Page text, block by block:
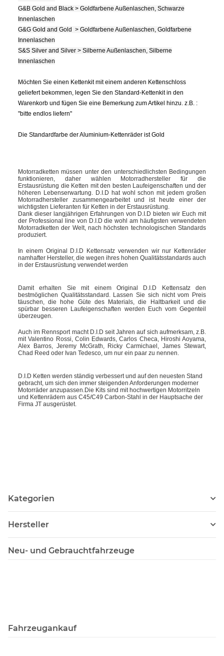
G&B Gold and Black > Goldfarbene Außenlaschen, Schwarze
Innenlaschen
G&G Gold and Gold > Goldfarbene Außenlaschen, Goldfarbene
Innenlaschen
S&S Silver and Silver > Silberne Außenlaschen, Silberne
Innenlaschen
Möchten Sie einen Kettenkit mit einem anderen Kettenschloss
geliefert bekommen, legen Sie den Standard-Kettenkit in den
Warenkorb und fügen Sie eine Bemerkung zum Artikel hinzu. z.B. :
"bitte endlos liefern"
Die Standardfarbe der Aluminium-Kettenräder ist Gold
Motorradketten müssen unter den unterschiedlichsten Bedingungen
funktionieren, daher wählen Motorradhersteller für die
Erstausrüstung die Ketten mit den besten Laufeigenschaften und der
höheren Lebenserwartung. D.I.D hat wohl schon mit jedem großen
Motorradhersteller zusammengearbeitet und ist heute einer der
wichtigsten Lieferanten für Ketten in der Erstausrüstung.
Dank dieser langjährigen Erfahrungen von D.I.D bieten wir Euch mit
der Professional line von D.I.D die wohl am häufigsten verwendeten
Motorradketten der Welt, nach höchsten technologischen Standards
produziert.
In einem Original D.I.D Kettensatz verwenden wir nur Kettenräder
namhafter Hersteller, die wegen ihres hohen Qualitätsstandards auch
in der Erstausrüstung verwendet werden
Damit erhalten Sie mit einem Original D.I.D Kettensatz den
bestmöglichen Qualitätsstandard. Lassen Sie sich nicht vom Preis
täuschen, die hohe Güte des Materials, die Haltbarkeit und die
spürbar besseren Laufeigenschaften werden Euch vom Gegenteil
überzeugen.
Auch im Rennsport macht D.I.D seit Jahren auf sich aufmerksam, z.B.
mit Valentino Rossi, Colin Edwards, Carlos Checa, Hiroshi Aoyama,
Alex Barros, Jeremy McGrath, Ricky Carmichael, James Stewart,
Chad Reed oder Ivan Tedesco, um nur ein paar zu nennen.
D.I.D Ketten werden ständig verbessert und auf den neuesten Stand
gebracht, um sich den immer steigenden Anforderungen moderner
Motorräder anzupassen.Die Kits sind mit hochwertigen Motorritzeln
und Kettenrädern aus C45/C49 Carbon-Stahl in der Hauptsache der
Firma JT ausgerüstet.
Kategorien
Hersteller
Neu- und Gebrauchtfahrzeuge
Fahrzeugankauf